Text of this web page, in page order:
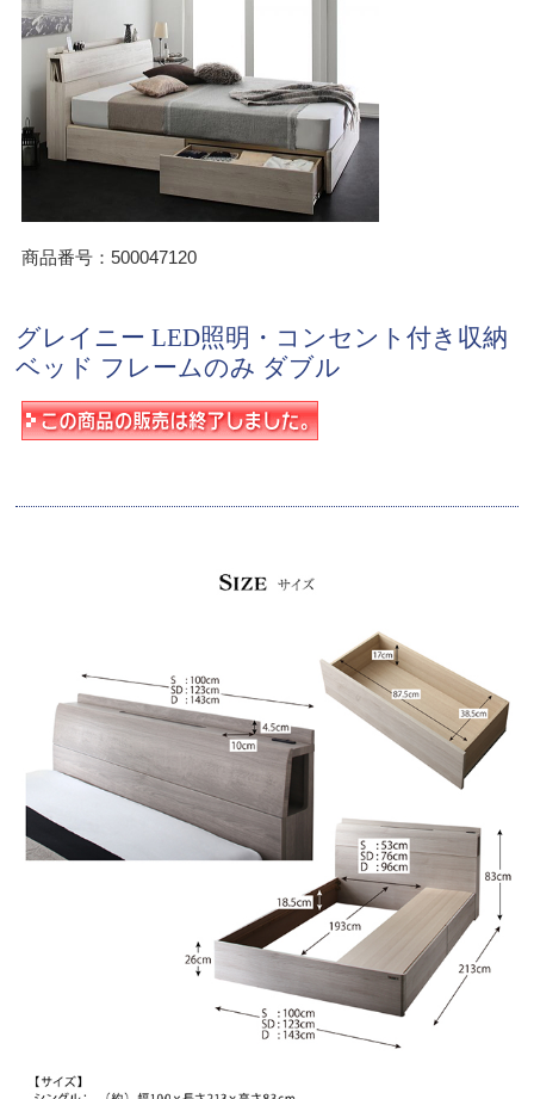
商品番号：500047120
グレイニー LED照明・コンセント付き収納
ベッド フレームのみ ダブル